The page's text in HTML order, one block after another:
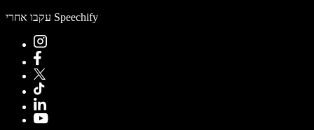
עקבו אחרי Speechify